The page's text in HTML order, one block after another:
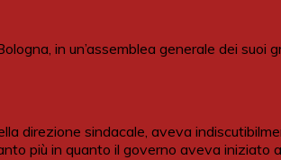
in un’assemblea generale dei suoi
direzione sindacale, aveva
più in quanto il governo aveva iniziato